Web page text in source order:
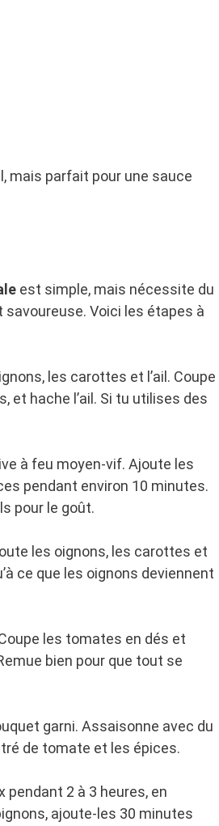
mais parfait pour une sauce
est simple, mais nécessite du
Voici les étapes à
les carottes et l’ail. Coupe
et hache l’ail. Si tu utilises des
à feu moyen-vif. Ajoute les
pendant environ 10 minutes.
pour le goût.
les oignons, les carottes et
ce que les oignons deviennent
les tomates en dés et
bien pour que tout se
garni. Assaisonne avec du
de tomate et les épices.
2 à 3 heures, en
ajoute-les 30 minutes